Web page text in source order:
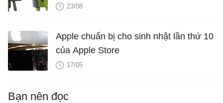
23/08
Apple chuẩn bị cho sinh nhật lần thứ 10
của Apple Store
17/05
Bạn nên đọc